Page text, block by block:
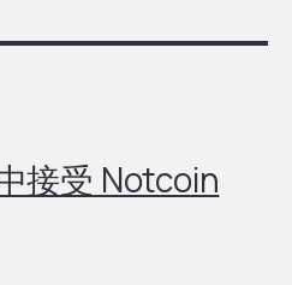
接受 Notcoin